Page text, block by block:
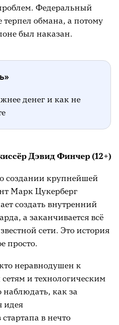
Федеральный
терпел обмана, а потому
был наказан.
денег и как не
Дэвид Финчер (12+)
создании крупнейшей
Марк Цукерберг
создать внутренний
а заканчивается всё
сети. Это история
просто.
неравнодушен к
и технологическим
как за
идея
в нечто